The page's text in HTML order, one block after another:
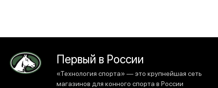
Первый в России
«Технология спорта» — это крупнейшая сеть
магазинов для конного спорта в России